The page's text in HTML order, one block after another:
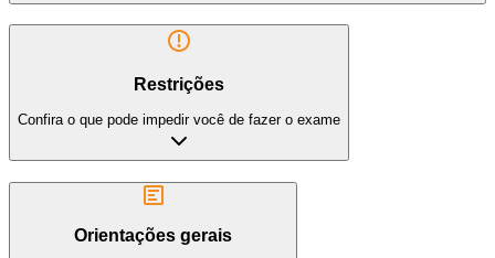
Restrições
Confira o que pode impedir você de fazer o exame
Orientações gerais